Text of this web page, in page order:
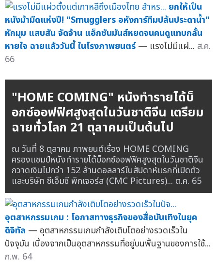
ยกให้เป็น
หนังม้ามืดแห่งปี! "Smugglers อหังการ์ทีมปล้นประดาน้ำ"
หักมุม แสบสัน จัดจ้าน แอ็กชันมันส์หยดจนคนดูแทบกลั้น
หายใจ ฉายแล้ววันนี้ ในโรงภาพยนตร์ — แรงไม่มีแผ่... ส.ค.
66
"HOME COMING" หนังทำรายได้บ็
อกซ์ออฟฟิศสูงสุดในวันชาติจีน เตรียม
ฉายทั่วโลก 21 ตุลาคมเป็นต้นไป
ณ วันที่ 8 ตุลาคม ภาพยนต์เรื่อง HOME COMING
ครองแชมป์หนังทำรายได้บ็อกซ์ออฟฟิศสูงสุดในวันชาติจีน
กวาดเงินไปกว่า 152 ล้านดอลลาร์ในสัปดาห์แรกที่เปิดตัว
และบริษัท ซีเอ็มซี พิกเจอร์ส (CMC Pictures)... ต.ค. 65
อุตสาหกรรมเกม : โอกาสทางธุรกิจของสื่อบันเทิงในยุค
ดิจิทัล — อุตสาหกรรมเกมกำลังเติบโตอย่างรวดเร็วใน
ปัจจุบัน เนื่องจากเป็นอุตสาหกรรมที่อยู่บนพื้นฐานของการใช้...
ก.พ. 64